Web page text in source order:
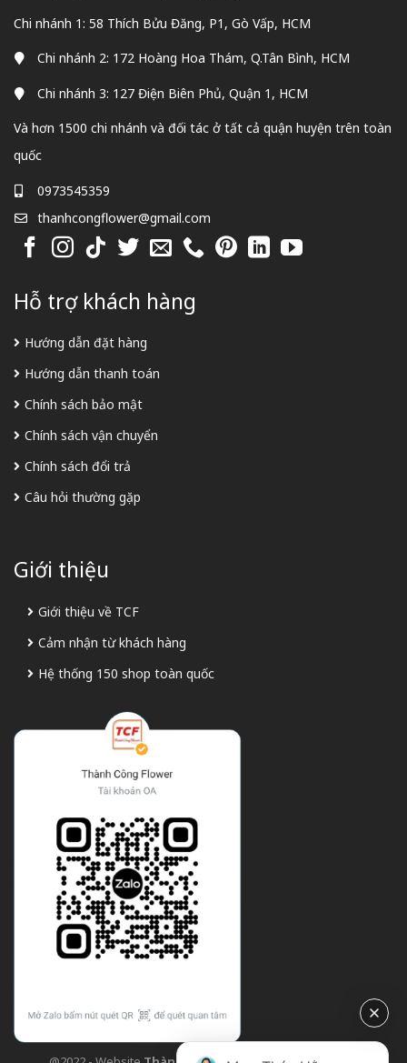
Chi nhánh 1: 58 Thích Bửu Đăng, P1, Gò Vấp, HCM
Chi nhánh 2: 172 Hoàng Hoa Thám, Q.Tân Bình, HCM
Chi nhánh 3: 127 Điện Biên Phủ, Quận 1, HCM
Và hơn 1500 chi nhánh và đối tác ở tất cả quận huyện trên toàn
quốc
0973545359
thanhcongflower@gmail.com
Hỗ trợ khách hàng
Hướng dẫn đặt hàng
Hướng dẫn thanh toán
Chính sách bảo mật
Chính sách vận chuyển
Chính sách đổi trả
Câu hỏi thường gặp
Giới thiệu
Giới thiệu về TCF
Cảm nhận từ khách hàng
Hệ thống 150 shop toàn quốc